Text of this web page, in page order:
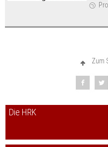
Zum
Die HRK